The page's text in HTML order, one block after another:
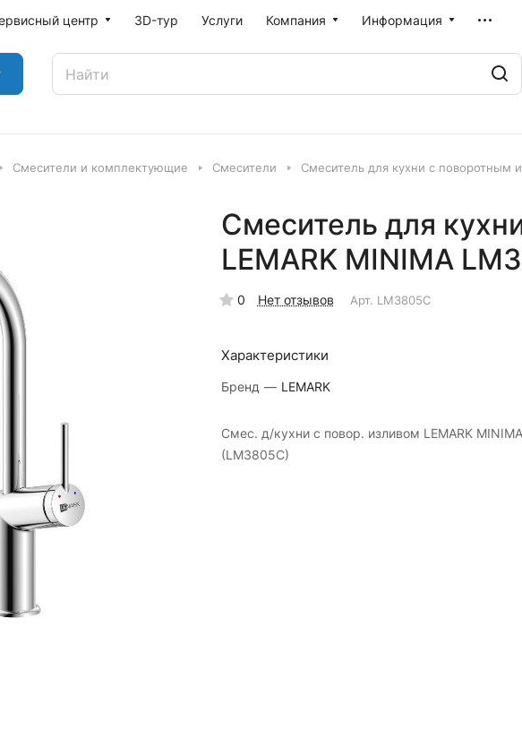
центр 3D-тур Услуги Компания Информация
Смесители и комплектующие Смесители Смеситель для кухни с поворотным
Смеситель для
LEMARK MINIMA
0 Нет отзывов Арт. LM3805C
Характеристики
Бренд — LEMARK
Смес. д/кухни с повор. изливом LEMARK MINIMA
(LM3805C)